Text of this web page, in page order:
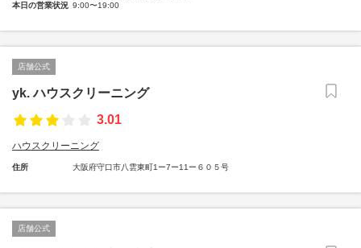
本日の営業状況 9:00〜19:00
店舗公式
yk. ハウスクリーニング
3.01
ハウスクリーニング
住所 大阪府守口市八雲東町1ー7ー11ー６０５号
店舗公式